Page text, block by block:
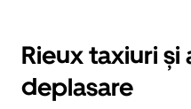
Rieux taxiuri
deplasare